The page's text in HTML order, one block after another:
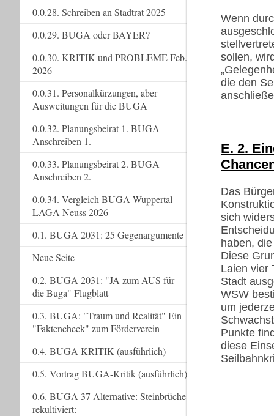
Wenn
sollen,
die den
E. 2.
Das
sich
haben,
Diese
Laien vier
Stadt
WSW
um
Punkte
diese
0.0.28. Schreiben an Stadtrat 2025
0.0.29. BUGA oder BAYER?
0.0.30. KRITIK und PROBLEME Feb.
2026
0.0.31. Personalkürzungen, aber
Ausweitungen für die BUGA
0.0.32. Planungsbeirat 1. BUGA
Anschreiben 1.
0.0.33. Planungsbeirat 2. BUGA
Anschreiben 2.
0.0.34. Vergleich BUGA Wuppertal
LAGA Neuss 2026
0.1. BUGA 2031: 25 Gegenargumente
Neue Seite
0.2. BUGA 2031: "JA zum AUS für
die Buga" Flugblatt
0.3. BUGA: "Traum und Realität" Ein
"Faktencheck" zum Förderverein
0.4. BUGA KRITIK (ausführlich)
0.5. Vortrag BUGA-Kritik (ausführlich)
0.6. BUGA 37 Alternative: Steinbrüche
rekultiviert: